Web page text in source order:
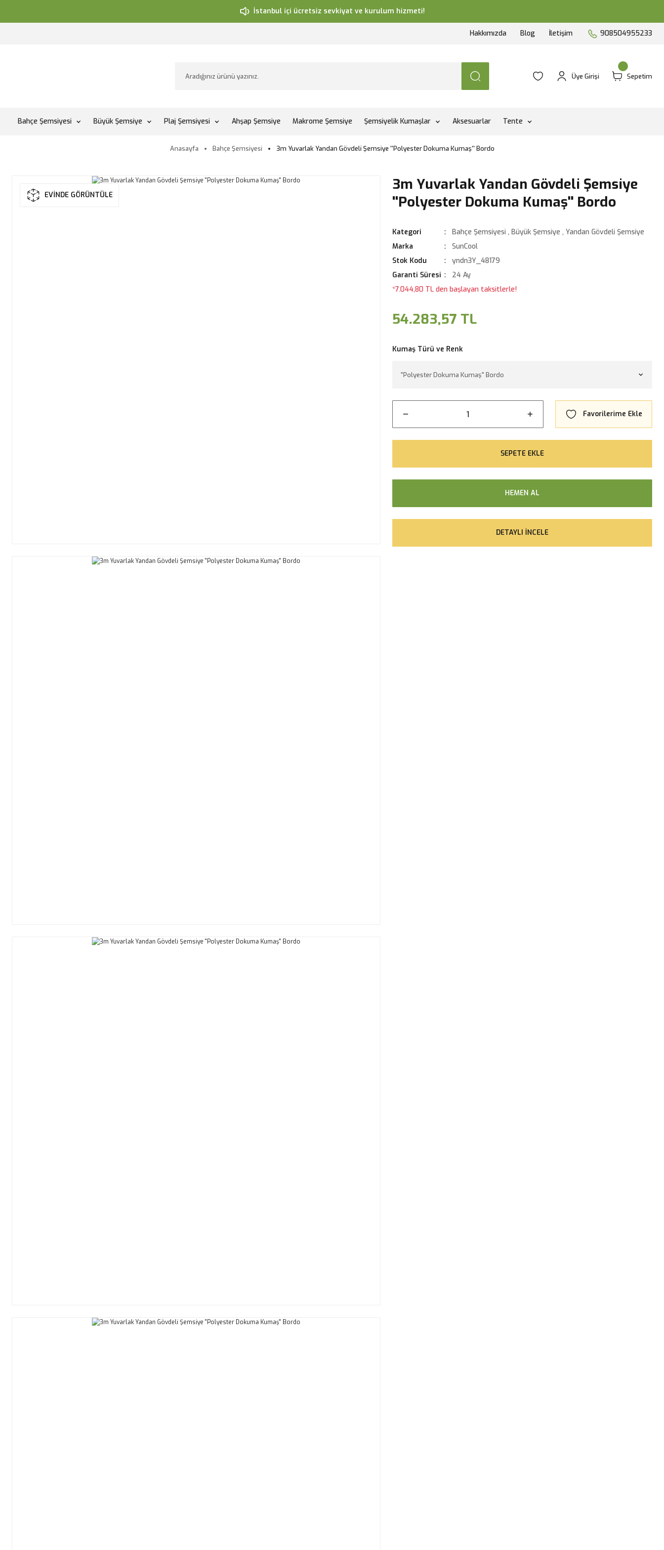
İstanbul içi ücretsiz sevkiyat ve kurulum hizmeti!
Hakkımızda Blog İletişim 908504955233
Üye Girişi Sepetim
Bahçe Şemsiyesi Büyük Şemsiye Plaj Şemsiyesi Ahşap Şemsiye Makrome Şemsiye Şemsiyelik Kumaşlar Aksesuarlar Tente
Anasayfa Bahçe Şemsiyesi 3m Yuvarlak Yandan Gövdeli Şemsiye ''Polyester Dokuma Kumaş'' Bordo
EVİNDE GÖRÜNTÜLE
3m Yuvarlak Yandan Gövdeli Şemsiye
''Polyester Dokuma Kumaş'' Bordo
Kategori Bahçe Şemsiyesi ,Büyük Şemsiye ,Yandan Gövdeli Şemsiye
Marka
SunCool
Stok Kodu
yndn3Y_48179
Garanti Süresi
24 Ay
*7.044,80 TL den başlayan taksitlerle!
54.283,57 TL
Kumaş Türü ve Renk
SEPETE EKLE
HEMEN AL
DETAYLI İNCELE